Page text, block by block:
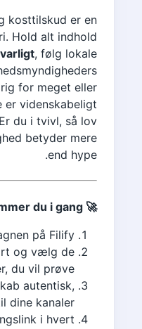
kosttilskud er en
Hold alt indhold
, følg lokale
for meget eller
er videnskabeligt
du i tvivl, så lov
betyder mere
end hype.
🚀 Sådan kommer du i gang
på Filify
og vælg de
du vil prøve
autentisk,
dine kanaler
i hvert